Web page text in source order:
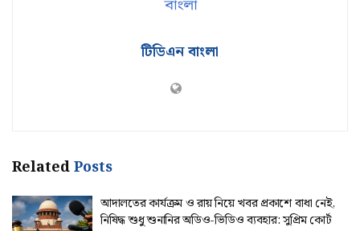
টিডিএন বাংলা
RelatedPosts
আদালতের কার্যক্রম ও রায় নিয়ে খবর প্রকাশে বাধা নেই,
নিষিদ্ধ শুধু শুনানির অডিও-ভিডিও ব্যবহার: সুপ্রিম কোর্ট